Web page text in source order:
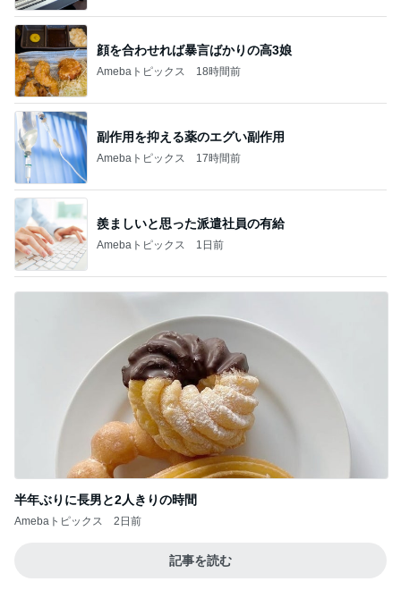
顔を合わせれば暴言ばかりの高3娘
Amebaトピックス 18時間前
副作用を抑える薬のエグい副作用
Amebaトピックス 17時間前
羨ましいと思った派遣社員の有給
Amebaトピックス 1日前
半年ぶりに長男と2人きりの時間
Amebaトピックス 2日前
記事を読む